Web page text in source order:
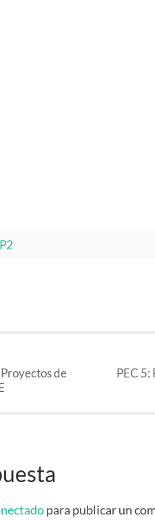
de
PEC 5:
para publicar un